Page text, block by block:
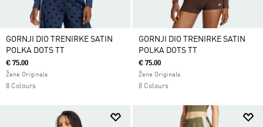
GORNJI DIO TRENIRKE SATIN
POLKA DOTS TT
€ 75.00
Žene Originals
8 Colours
GORNJI DIO TRENIRKE SATIN
POLKA DOTS TT
€ 75.00
Žene Originals
8 Colours